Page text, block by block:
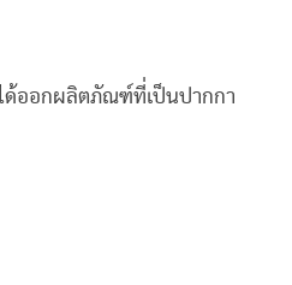
ด้ออกผลิตภัณฑ์ที่เป็นปากกา